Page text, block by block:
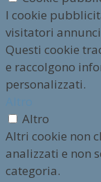
I cookie
visitatori
Questi cookie
e raccolgono
personalizzati.
Altro
Altri cookie non
analizzati e non
categoria.